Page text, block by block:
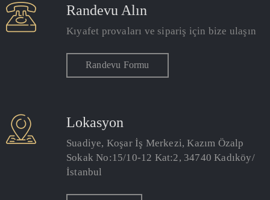
Randevu Alın
Kıyafet provaları ve sipariş için bize ulaşın
Randevu Formu
Lokasyon
Suadiye, Koşar İş Merkezi, Kazım Özalp
Sokak No:15/10-12 Kat:2, 34740 Kadıköy/
İstanbul